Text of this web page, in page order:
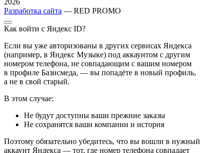
Разработка сайта — RED PROMO
Как войти с Яндекс ID?
Если вы уже авторизованы в других сервисах Яндекса
(например, в Яндекс Музыке) под аккаунтом с другим
номером телефона, не совпадающим с вашим номером
в профиле Базисмеда, — вы попадёте в новый профиль,
а не в свой старый.
В этом случае:
Не будут доступны ваши прежние заказы
Не сохранятся ваши компании и история
Поэтому обязательно убедитесь, что вы вошли в нужный
аккаунт Яндекса — тот, где номер телефона совпадает